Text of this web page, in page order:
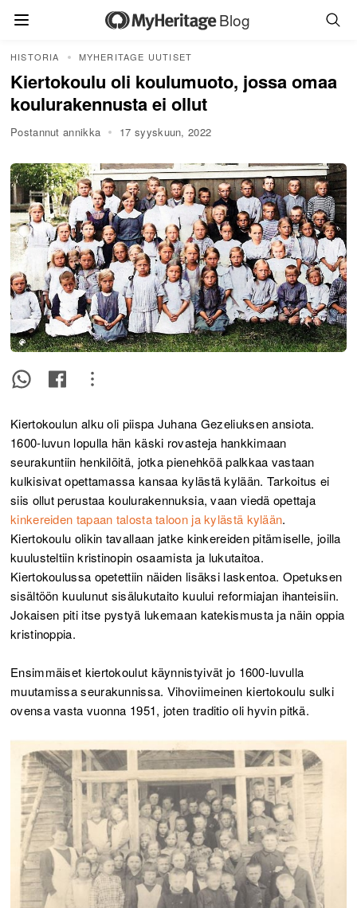
Blog
HISTORIA MYHERITAGE UUTISET
Kiertokoulu oli koulumuoto, jossa omaa
koulurakennusta ei ollut
Postannut annikka 17 syyskuun, 2022
Kiertokoulun alku oli piispa Juhana Gezeliuksen ansiota.
1600-luvun lopulla hän käski rovasteja hankkimaan
seurakuntiin henkilöitä, jotka pienehköä palkkaa vastaan
kulkisivat opettamassa kansaa kylästä kylään. Tarkoitus ei
siis ollut perustaa koulurakennuksia, vaan viedä opettaja
kinkereiden tapaan talosta taloon ja kylästä kylään.
Kiertokoulu olikin tavallaan jatke kinkereiden pitämiselle, joilla
kuulusteltiin kristinopin osaamista ja lukutaitoa.
Kiertokoulussa opetettiin näiden lisäksi laskentoa. Opetuksen
sisältöön kuulunut sisälukutaito kuului reformiajan ihanteisiin.
Jokaisen piti itse pystyä lukemaan katekismusta ja näin oppia
kristinoppia.
Ensimmäiset kiertokoulut käynnistyivät jo 1600-luvulla
muutamissa seurakunnissa. Vihoviimeinen kiertokoulu sulki
ovensa vasta vuonna 1951, joten traditio oli hyvin pitkä.